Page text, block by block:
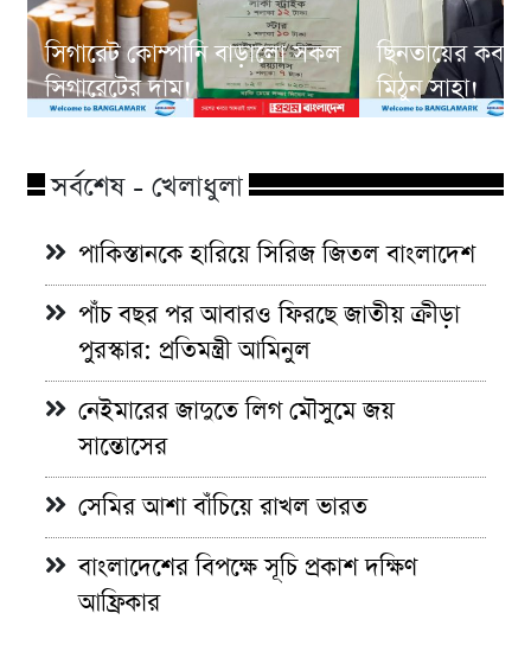
সিগারেট কোম্পানি বাড়ালো সকল
সিগারেটের দাম!
ছিনতায়ের
মিঠুন সাহা!
সর্বশেষ - খেলাধুলা
পাকিস্তানকে হারিয়ে সিরিজ জিতল বাংলাদেশ
পাঁচ বছর পর আবারও ফিরছে জাতীয় ক্রীড়া
পুরস্কার: প্রতিমন্ত্রী আমিনুল
নেইমারের জাদুতে লিগ মৌসুমে জয়
সান্তোসের
সেমির আশা বাঁচিয়ে রাখল ভারত
বাংলাদেশের বিপক্ষে সূচি প্রকাশ দক্ষিণ
আফ্রিকার